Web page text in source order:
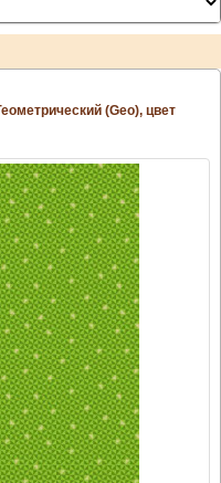
(Geo), цвет